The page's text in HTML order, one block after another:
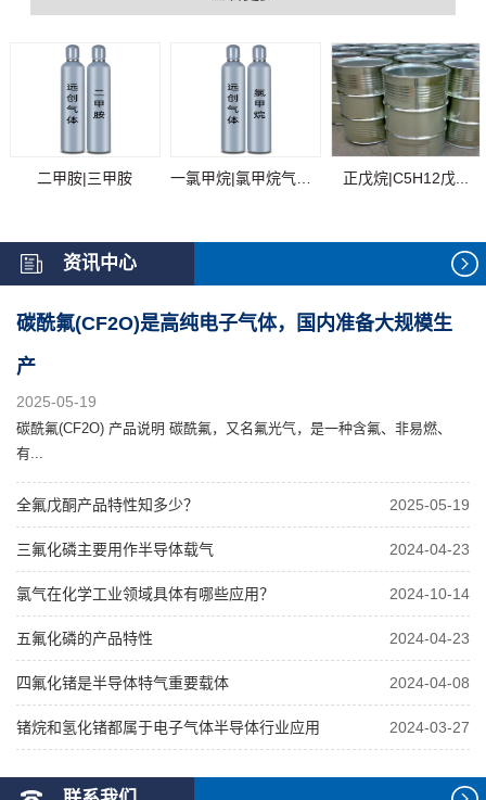
二甲胺|三甲胺 正戊烷|C5H12戊...
资讯中心
碳酰氟(CF2O)是高纯电子气体，国内准备大规模生
产
2025-05-19
碳酰氟(CF2O) 产品说明 碳酰氟，又名氟光气，是一种含氟、非易燃、
有...
全氟戊酮产品特性知多少？ 2025-05-19
三氟化磷主要用作半导体载气 2024-04-23
氯气在化学工业领域具体有哪些应用？ 2024-10-14
五氟化磷的产品特性 2024-04-23
四氟化锗是半导体特气重要载体 2024-04-08
锗烷和氢化锗都属于电子气体半导体行业应用 2024-03-27